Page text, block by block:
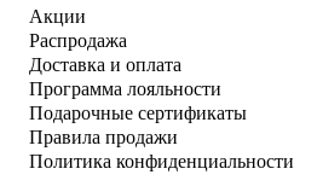
Акции
Распродажа
Доставка и оплата
Программа лояльности
Подарочные сертификаты
Правила продажи
Политика конфиденциальности